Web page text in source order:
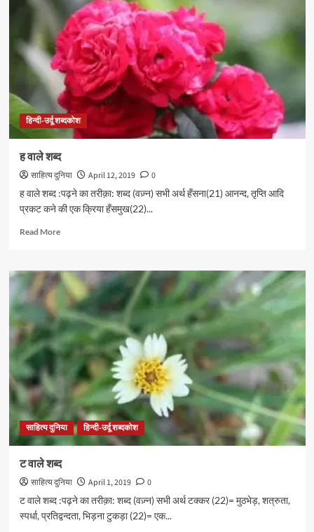
हिन्दी-उर्दू शब्दकोश
ह वाले शब्द
साहित्य दुनिया April 12, 2019
0
ह वाले शब्द :पढ़ने का तरीक़ा: शब्द (वज़्न) सभी अर्थ हँसना(21) आनन्द, तृप्ति आदि
प्रकट कने की एक क्रिया हँसमुख(22)...
Read MoreRead
ह
वाले
शब्द
साहित्य दुनिया हिन्दी-उर्दू शब्दकोश
ट वाले शब्द
साहित्य दुनिया April 1, 2019
0
ट वाले शब्द :पढ़ने का तरीक़ा: शब्द (वज़्न) सभी अर्थ टक्कर (22)= मुठभेड़, शत्रुता,
स्पर्धा, प्रतिद्वन्दता, भिड़ना टुकड़ा (22)= एक...